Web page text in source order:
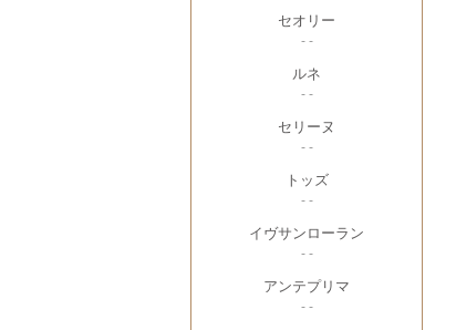
セオリー
- -
ルネ
- -
セリーヌ
- -
トッズ
- -
イヴサンローラン
- -
アンテプリマ
- -